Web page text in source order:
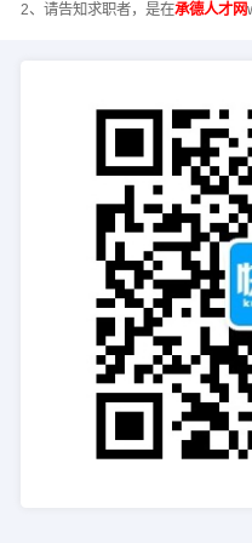
2、请告知求职者，是在承德人才网